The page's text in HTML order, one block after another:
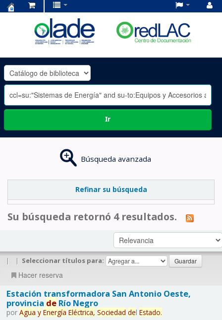
OLADE
-
Ir
Búsqueda avanzada
Refinar su búsqueda
Su búsqueda retornó 4 resultados.
| | Seleccionar títulos para:
Hacer reserva
Estación transformadora San Antonio Oeste,
provincia deRío Negro
por Agua y Energía Eléctrica, Sociedad del Estado.